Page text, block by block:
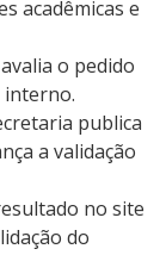
acadêmicas e
o pedido
publica
a validação
no site
do